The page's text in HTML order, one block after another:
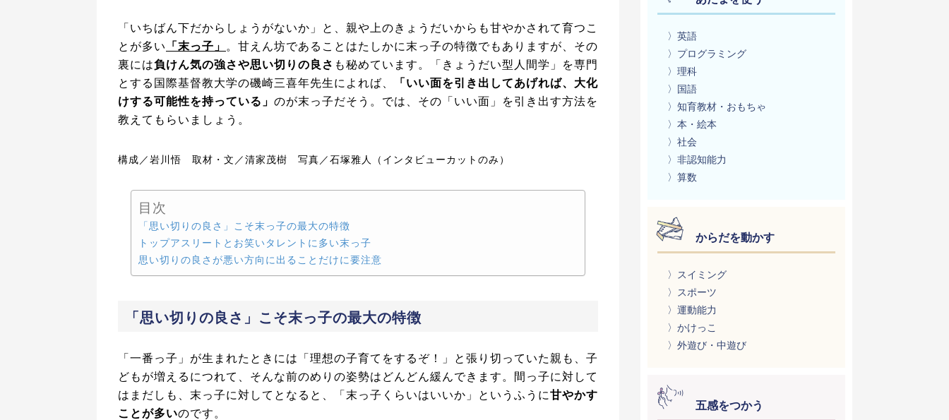
「いちばん下だからしょうがないか」と、親や上のきょうだいからも甘やかされて育つこ
とが多い
「 末っ子」
。甘えん坊であることはたしかに末っ子の特徴でもありますが、その
裏には負けん気の強さや思い切りの良さ も秘めています。「きょうだい型人間学」を専門
とする国際基督教大学の磯崎三喜年先生によれば、
「いい面を引き出してあげれば、大化
けする可能性を持っている」 のが末っ子だそう。では、その「いい面」を引き出す方法を
教えてもらいましょう。
構成／岩川悟 取材・文／清家茂樹 写真／石塚雅人（インタビューカットのみ）
目次
「思い切りの良さ」こそ末っ子の最大の特徴
トップアスリートとお笑いタレントに多い末っ子
思い切りの良さが悪い方向に出ることだけに要注意
「思い切りの良さ」こそ末っ子の最大の特徴
「一番っ子」が生まれたときには「理想の子育てをするぞ！」と張り切っていた親も、子
どもが増えるにつれて、そんな前のめりの姿勢はどんどん緩んできます。間っ子に対して
はまだしも、末っ子に対してとなると、「末っ子くらいはいいか」というふうに甘やかす
ことが多いのです。
〉英語
〉プログラミング
〉理科
〉国語
〉知育教材・おもちゃ
〉本・絵本
〉社会
〉非認知能力
〉算数
からだを動かす
〉スイミング
〉スポーツ
〉運動能力
〉かけっこ
〉外遊び・中遊び
五感をつかう